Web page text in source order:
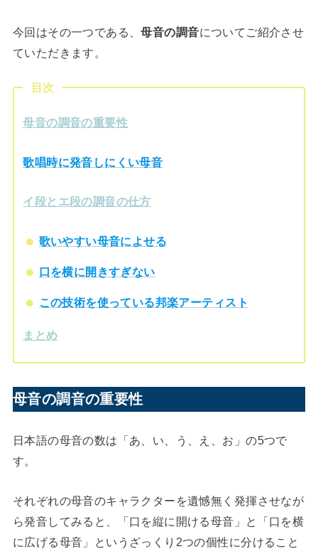
今回はその一つである、母音の調音についてご紹介させ
ていただきます。
目次
母音の調音の重要性
歌唱時に発音しにくい母音
イ段とエ段の調音の仕方
歌いやすい母音によせる
口を横に開きすぎない
この技術を使っている邦楽アーティスト
まとめ
母音の調音の重要性
日本語の母音の数は「あ、い、う、え、お」の5つで
す。
それぞれの母音のキャラクターを遺憾無く発揮させなが
ら発音してみると、「口を縦に開ける母音」と「口を横
に広げる母音」というざっくり2つの個性に分けること